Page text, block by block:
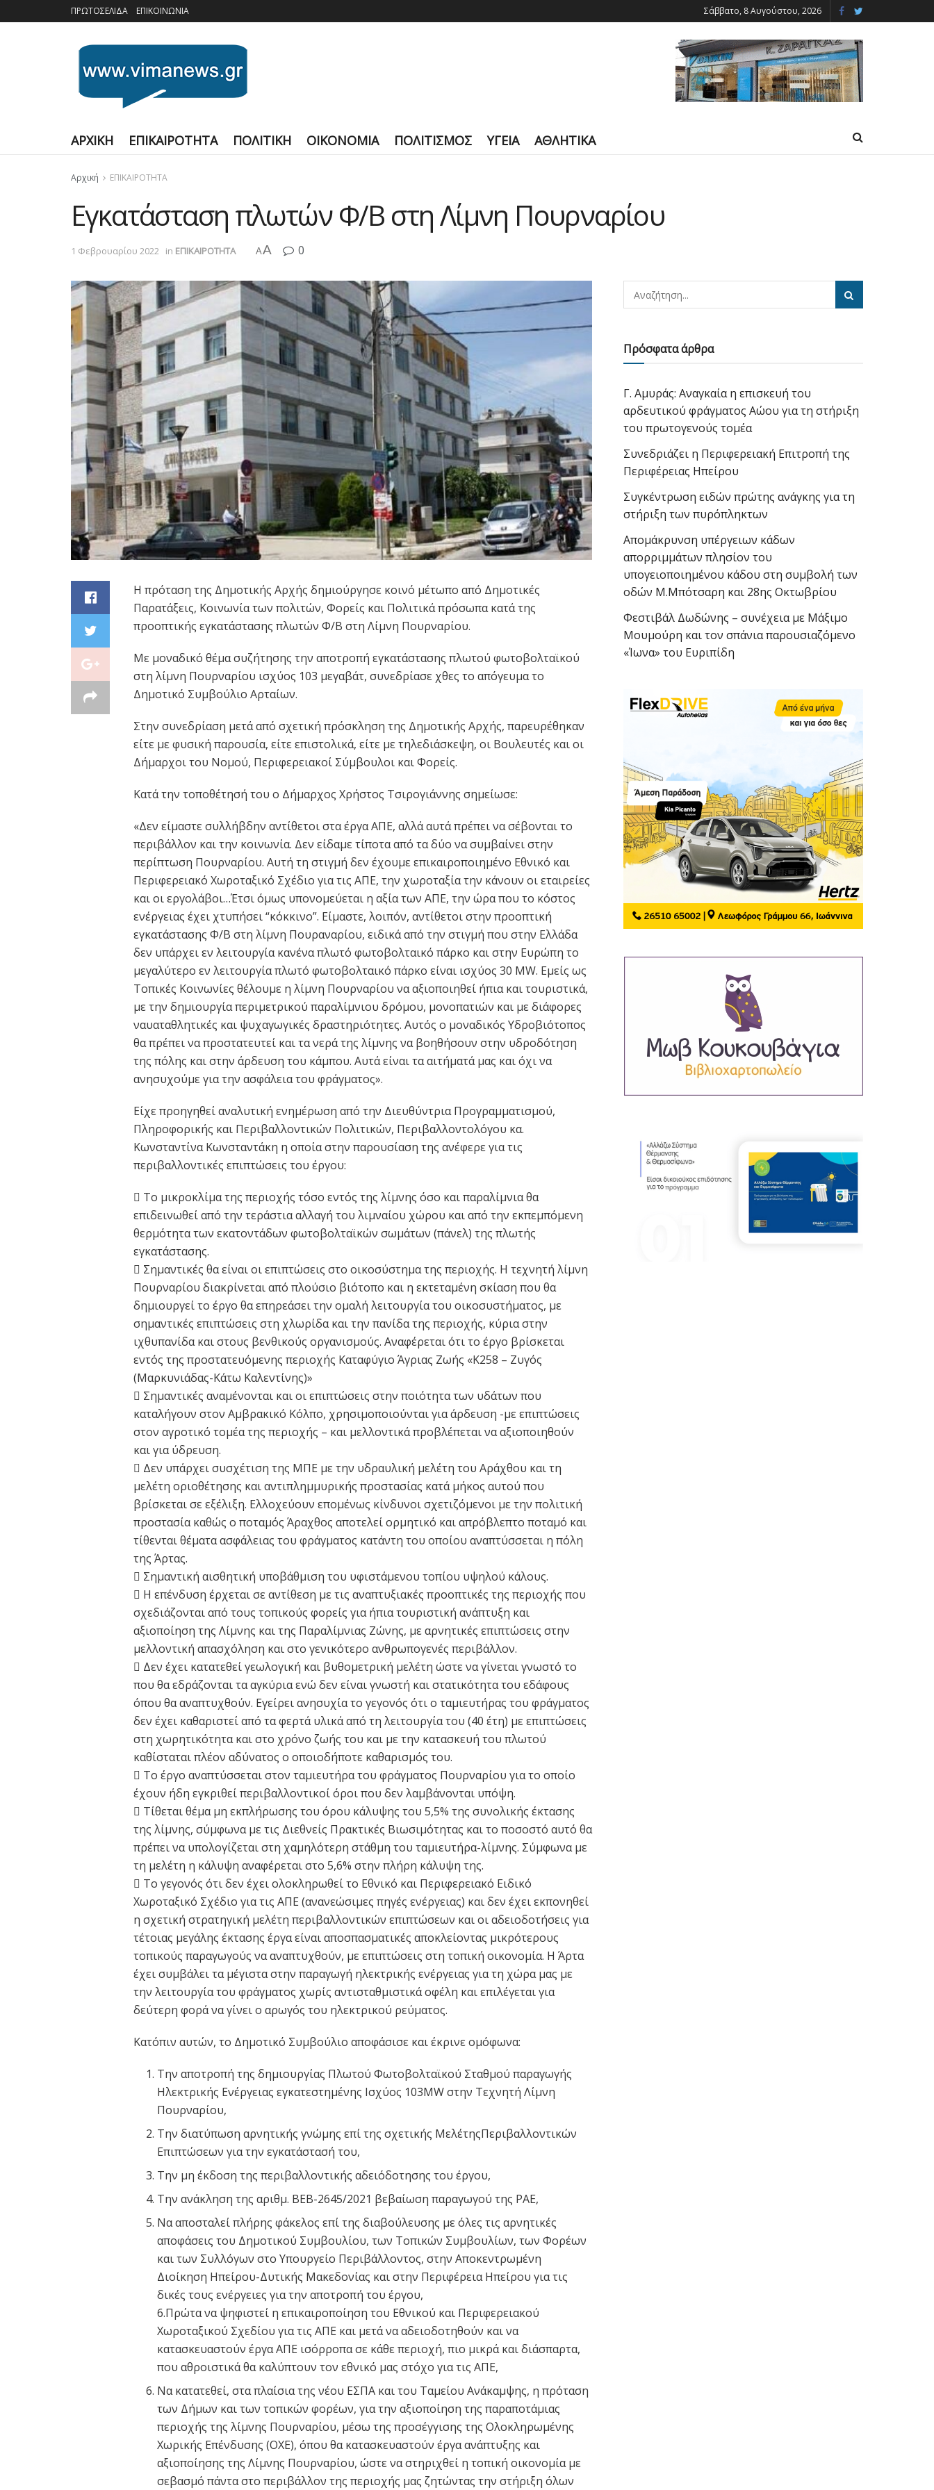
ΠΡΩΤΟΣΕΛΙΔΑ ΕΠΙΚΟΙΝΩΝΙΑ Σάββατο, 8 Αυγούστου, 2026
ΑΡΧΙΚΗ ΕΠΙΚΑΙΡΟΤΗΤΑ ΠΟΛΙΤΙΚΗ ΟΙΚΟΝΟΜΙΑ ΠΟΛΙΤΙΣΜΟΣ ΥΓΕΙΑ ΑΘΛΗΤΙΚΑ
Αρχική ΕΠΙΚΑΙΡΟΤΗΤΑ
Εγκατάσταση πλωτών Φ/Β στη Λίμνη Πουρναρίου
1 Φεβρουαρίου 2022 in ΕΠΙΚΑΙΡΟΤΗΤΑ AA 0
Η πρόταση της Δημοτικής Αρχής δημιούργησε κοινό μέτωπο από Δημοτικές
Παρατάξεις, Κοινωνία των πολιτών, Φορείς και Πολιτικά πρόσωπα κατά της
προοπτικής εγκατάστασης πλωτών Φ/Β στη Λίμνη Πουρναρίου.
Με μοναδικό θέμα συζήτησης την αποτροπή εγκατάστασης πλωτού φωτοβολταϊκού
στη λίμνη Πουρναρίου ισχύος 103 μεγαβάτ, συνεδρίασε χθες το απόγευμα το
Δημοτικό Συμβούλιο Αρταίων.
Στην συνεδρίαση μετά από σχετική πρόσκληση της Δημοτικής Αρχής, παρευρέθηκαν
είτε με φυσική παρουσία, είτε επιστολικά, είτε με τηλεδιάσκεψη, οι Βουλευτές και οι
Δήμαρχοι του Νομού, Περιφερειακοί Σύμβουλοι και Φορείς.
Κατά την τοποθέτησή του ο Δήμαρχος Χρήστος Τσιρογιάννης σημείωσε:
«Δεν είμαστε συλλήβδην αντίθετοι στα έργα ΑΠΕ, αλλά αυτά πρέπει να σέβονται το
περιβάλλον και την κοινωνία. Δεν είδαμε τίποτα από τα δύο να συμβαίνει στην
περίπτωση Πουρναρίου. Αυτή τη στιγμή δεν έχoυμε επικαιροποιημένο Εθνικό και
Περιφερειακό Χωροταξικό Σχέδιο για τις ΑΠΕ, την χωροταξία την κάνουν οι εταιρείες
και οι εργολάβοι…Έτσι όμως υπονομεύεται η αξία των ΑΠΕ, την ώρα που το κόστος
ενέργειας έχει χτυπήσει “κόκκινο”. Είμαστε, λοιπόν, αντίθετοι στην προοπτική
εγκατάστασης Φ/Β στη λίμνη Πουραναρίου, ειδικά από την στιγμή που στην Ελλάδα
δεν υπάρχει εν λειτουργία κανένα πλωτό φωτοβολταικό πάρκο και στην Ευρώπη το
μεγαλύτερο εν λειτουργία πλωτό φωτοβολταικό πάρκο είναι ισχύος 30 MW. Εμείς ως
Τοπικές Κοινωνίες θέλουμε η λίμνη Πουρναρίου να αξιοποιηθεί ήπια και τουριστικά,
με την δημιουργία περιμετρικού παραλίμνιου δρόμου, μονοπατιών και με διάφορες
ναυαταθλητικές και ψυχαγωγικές δραστηριότητες. Αυτός ο μοναδικός Υδροβιότοπος
θα πρέπει να προστατευτεί και τα νερά της λίμνης να βοηθήσουν στην υδροδότηση
της πόλης και στην άρδευση του κάμπου. Αυτά είναι τα αιτήματά μας και όχι να
ανησυχούμε για την ασφάλεια του φράγματος».
Είχε προηγηθεί αναλυτική ενημέρωση από την Διευθύντρια Προγραμματισμού,
Πληροφορικής και Περιβαλλοντικών Πολιτικών, Περιβαλλοντολόγου κα.
Κωνσταντίνα Κωνσταντάκη η οποία στην παρουσίαση της ανέφερε για τις
περιβαλλοντικές επιπτώσεις του έργου:
 Το μικροκλίμα της περιοχής τόσο εντός της λίμνης όσο και παραλίμνια θα
επιδεινωθεί από την τεράστια αλλαγή του λιμναίου χώρου και από την εκπεμπόμενη
θερμότητα των εκατοντάδων φωτοβολταϊκών σωμάτων (πάνελ) της πλωτής
εγκατάστασης.
 Σημαντικές θα είναι οι επιπτώσεις στο οικοσύστημα της περιοχής. Η τεχνητή λίμνη
Πουρναρίου διακρίνεται από πλούσιο βιότοπο και η εκτεταμένη σκίαση που θα
δημιουργεί το έργο θα επηρεάσει την ομαλή λειτουργία του οικοσυστήματος, με
σημαντικές επιπτώσεις στη χλωρίδα και την πανίδα της περιοχής, κύρια στην
ιχθυπανίδα και στους βενθικούς οργανισμούς. Αναφέρεται ότι το έργο βρίσκεται
εντός της προστατευόμενης περιοχής Καταφύγιο Άγριας Ζωής «K258 – Ζυγός
(Μαρκυνιάδας-Κάτω Καλεντίνης)»
 Σημαντικές αναμένονται και οι επιπτώσεις στην ποιότητα των υδάτων που
καταλήγουν στον Αμβρακικό Κόλπο, χρησιμοποιούνται για άρδευση -με επιπτώσεις
στον αγροτικό τομέα της περιοχής – και μελλοντικά προβλέπεται να αξιοποιηθούν
και για ύδρευση.
 Δεν υπάρχει συσχέτιση της ΜΠΕ με την υδραυλική μελέτη του Αράχθου και τη
μελέτη οριοθέτησης και αντιπλημμυρικής προστασίας κατά μήκος αυτού που
βρίσκεται σε εξέλιξη. Ελλοχεύουν επομένως κίνδυνοι σχετιζόμενοι με την πολιτική
προστασία καθώς ο ποταμός Άραχθος αποτελεί ορμητικό και απρόβλεπτο ποταμό και
τίθενται θέματα ασφάλειας του φράγματος κατάντη του οποίου αναπτύσσεται η πόλη
της Άρτας.
 Σημαντική αισθητική υποβάθμιση του υφιστάμενου τοπίου υψηλού κάλους.
 Η επένδυση έρχεται σε αντίθεση με τις αναπτυξιακές προοπτικές της περιοχής που
σχεδιάζονται από τους τοπικούς φορείς για ήπια τουριστική ανάπτυξη και
αξιοποίηση της Λίμνης και της Παραλίμνιας Ζώνης, με αρνητικές επιπτώσεις στην
μελλοντική απασχόληση και στο γενικότερο ανθρωπογενές περιβάλλον.
 Δεν έχει κατατεθεί γεωλογική και βυθομετρική μελέτη ώστε να γίνεται γνωστό το
που θα εδράζονται τα αγκύρια ενώ δεν είναι γνωστή και στατικότητα του εδάφους
όπου θα αναπτυχθούν. Εγείρει ανησυχία το γεγονός ότι ο ταμιευτήρας του φράγματος
δεν έχει καθαριστεί από τα φερτά υλικά από τη λειτουργία του (40 έτη) με επιπτώσεις
στη χωρητικότητα και στο χρόνο ζωής του και με την κατασκευή του πλωτού
καθίσταται πλέον αδύνατος ο οποιοδήποτε καθαρισμός του.
 Το έργο αναπτύσσεται στον ταμιευτήρα του φράγματος Πουρναρίου για το οποίο
έχουν ήδη εγκριθεί περιβαλλοντικοί όροι που δεν λαμβάνονται υπόψη.
 Τίθεται θέμα μη εκπλήρωσης του όρου κάλυψης του 5,5% της συνολικής έκτασης
της λίμνης, σύμφωνα με τις Διεθνείς Πρακτικές Βιωσιμότητας και το ποσοστό αυτό θα
πρέπει να υπολογίζεται στη χαμηλότερη στάθμη του ταμιευτήρα-λίμνης. Σύμφωνα με
τη μελέτη η κάλυψη αναφέρεται στο 5,6% στην πλήρη κάλυψη της.
 Το γεγονός ότι δεν έχει ολοκληρωθεί το Εθνικό και Περιφερειακό Ειδικό
Χωροταξικό Σχέδιο για τις ΑΠΕ (ανανεώσιμες πηγές ενέργειας) και δεν έχει εκπονηθεί
η σχετική στρατηγική μελέτη περιβαλλοντικών επιπτώσεων και οι αδειοδοτήσεις για
τέτοιας μεγάλης έκτασης έργα είναι αποσπασματικές αποκλείοντας μικρότερους
τοπικούς παραγωγούς να αναπτυχθούν, με επιπτώσεις στη τοπική οικονομία. Η Άρτα
έχει συμβάλει τα μέγιστα στην παραγωγή ηλεκτρικής ενέργειας για τη χώρα μας με
την λειτουργία του φράγματος χωρίς αντισταθμιστικά οφέλη και επιλέγεται για
δεύτερη φορά να γίνει ο αρωγός του ηλεκτρικού ρεύματος.
Κατόπιν αυτών, το Δημοτικό Συμβούλιο αποφάσισε και έκρινε ομόφωνα:
Την αποτροπή της δημιουργίας Πλωτού Φωτοβολταϊκού Σταθμού παραγωγής
Ηλεκτρικής Ενέργειας εγκατεστημένης Ισχύος 103MW στην Τεχνητή Λίμνη
Πουρναρίου,
Την διατύπωση αρνητικής γνώμης επί της σχετικής ΜελέτηςΠεριβαλλοντικών
Επιπτώσεων για την εγκατάστασή του,
Την μη έκδοση της περιβαλλοντικής αδειόδοτησης του έργου,
Την ανάκληση της αριθμ. ΒΕΒ-2645/2021 βεβαίωση παραγωγού της ΡΑΕ,
Να αποσταλεί πλήρης φάκελος επί της διαβούλευσης με όλες τις αρνητικές
αποφάσεις του Δημοτικού Συμβουλίου, των Τοπικών Συμβουλίων, των Φορέων
και των Συλλόγων στο Υπουργείο Περιβάλλοντος, στην Αποκεντρωμένη
Διοίκηση Ηπείρου-Δυτικής Μακεδονίας και στην Περιφέρεια Ηπείρου για τις
δικές τους ενέργειες για την αποτροπή του έργου,
6.Πρώτα να ψηφιστεί η επικαιροποίηση του Εθνικού και Περιφερειακού
Χωροταξικού Σχεδίου για τις ΑΠΕ και μετά να αδειοδοτηθούν και να
κατασκευαστούν έργα ΑΠΕ ισόρροπα σε κάθε περιοχή, πιο μικρά και διάσπαρτα,
που αθροιστικά θα καλύπτουν τον εθνικό μας στόχο για τις ΑΠΕ,
Να κατατεθεί, στα πλαίσια της νέου ΕΣΠΑ και του Ταμείου Ανάκαμψης, η πρόταση
των Δήμων και των τοπικών φορέων, για την αξιοποίηση της παραποτάμιας
περιοχής της λίμνης Πουρναρίου, μέσω της προσέγγισης της Ολοκληρωμένης
Χωρικής Επένδυσης (ΟΧΕ), όπου θα κατασκευαστούν έργα ανάπτυξης και
αξιοποίησης της Λίμνης Πουρναρίου, ώστε να στηριχθεί η τοπική οικονομία με
σεβασμό πάντα στο περιβάλλον της περιοχής μας ζητώντας την στήριξη όλων
Πρόσφατα άρθρα
Γ. Αμυράς: Αναγκαία η επισκευή του
αρδευτικού φράγματος Αώου για τη στήριξη
του πρωτογενούς τομέα
Συνεδριάζει η Περιφερειακή Επιτροπή της
Περιφέρειας Ηπείρου
Συγκέντρωση ειδών πρώτης ανάγκης για τη
στήριξη των πυρόπληκτων
Απομάκρυνση υπέργειων κάδων
απορριμμάτων πλησίον του
υπογειοποιημένου κάδου στη συμβολή των
οδών Μ.Μπότσαρη και 28ης Οκτωβρίου
Φεστιβάλ Δωδώνης – συνέχεια με Μάξιμο
Μουμούρη και τον σπάνια παρουσιαζόμενο
«Ίωνα» του Ευριπίδη